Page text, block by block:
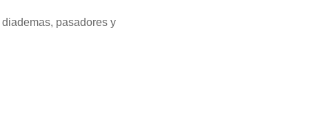
pasadores y